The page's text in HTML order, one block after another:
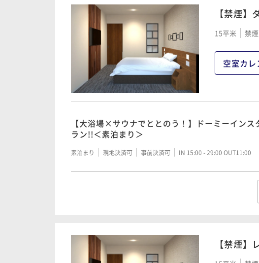
【清掃不要のお客様限定】2泊以上限定★連泊プ
現地決済可 IN 15:00 - 29:00 OUT11:00
朝食付き 現地決済可 IN 15:00 - 29:00 OUT11:00
【禁煙】
15平米 禁煙
空室カレ
【大浴場×サウナでととのう！】ドーミーインス
ラン!!＜素泊まり＞
素泊まり 現地決済可 事前決済可 IN 15:00 - 29:00 OUT11:00
【大浴場×サウナでととのう！】ドーミーインス
【禁煙